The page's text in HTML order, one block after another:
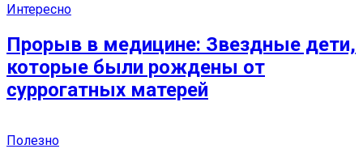
Интересно
Прорыв в медицине: Звездные дети,
которые были рождены от
суррогатных матерей
Полезно